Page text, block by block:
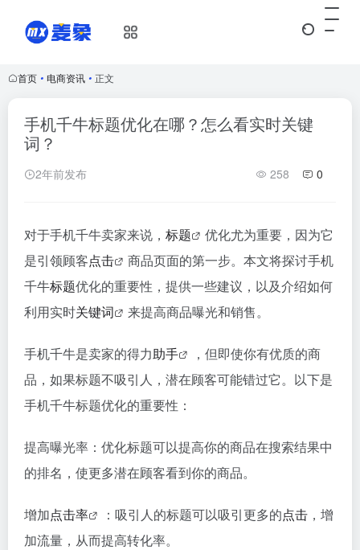
首页 • 电商资讯 • 正文
手机千牛标题优化在哪？怎么看实时关键
词？
2年前发布 258 0
对于手机千牛卖家来说， 标题
优化尤为重要，因为它
是引领顾客点击
商品页面的第一步。本文将探讨手机
千牛标题优化的重要性，提供一些建议，以及介绍如何
利用实时关键词 来提高商品曝光和销售。
手机千牛是卖家的得力助手
，但即使你有优质的商
品，如果标题不吸引人，潜在顾客可能错过它。以下是
手机千牛标题优化的重要性：
提高曝光率：优化标题可以提高你的商品在搜索结果中
的排名，使更多潜在顾客看到你的商品。
增加点击率 ：吸引人的标题可以吸引更多的点击 ，增
加流量，从而提高转化率。